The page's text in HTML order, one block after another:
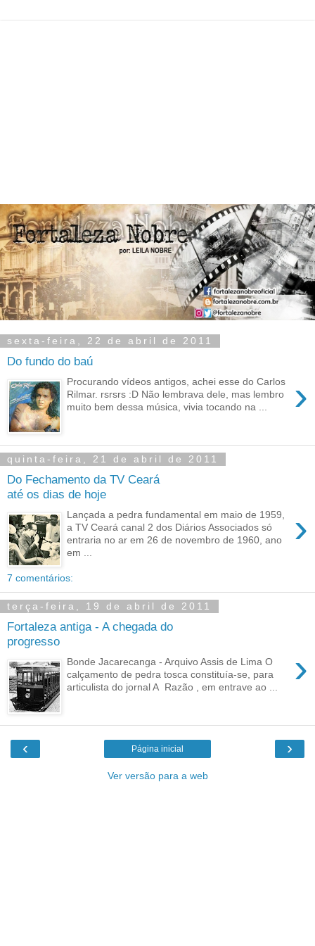
sexta-feira, 22 de abril de 2011
Do fundo do baú
›
Procurando vídeos antigos, achei esse do Carlos
Rilmar. rsrsrs :D Não lembrava dele, mas lembro
muito bem dessa música, vivia tocando na ...
quinta-feira, 21 de abril de 2011
Do Fechamento da TV Ceará
até os dias de hoje
›
Lançada a pedra fundamental em maio de 1959,
a TV Ceará canal 2 dos Diários Associados só
entraria no ar em 26 de novembro de 1960, ano
em ...
7 comentários:
terça-feira, 19 de abril de 2011
Fortaleza antiga - A chegada do
progresso
›
Bonde Jacarecanga - Arquivo Assis de Lima O
calçamento de pedra tosca constituía-se, para
articulista do jornal A Razão , em entrave ao ...
‹ ›
Página inicial
Ver versão para a web